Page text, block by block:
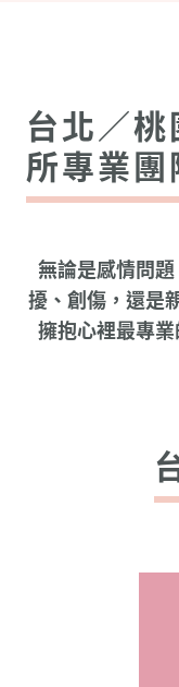
台北／
所專業團
無論是感情問
擾、創傷，還是
擁抱心裡最專